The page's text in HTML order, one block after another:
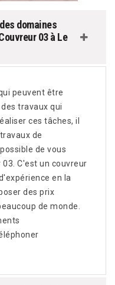
domaines
03 à Le
peuvent être
travaux qui
ces tâches, il
de
de vous
03. C'est un couvreur
en la
des prix
de monde.